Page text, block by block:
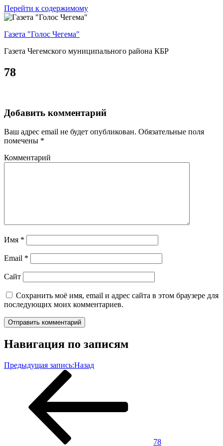
Перейти к содержимому
Газета "Голос Чегема"
Газета Чегемского муниципального района КБР
78
Добавить комментарий
Ваш адрес email не будет опубликован. Обязательные поля
помечены *
Комментарий
Имя *
Email *
Сайт
Сохранить моё имя, email и адрес сайта в этом браузере для
последующих моих комментариев.
Навигация по записям
Предыдущая запись:Назад
78